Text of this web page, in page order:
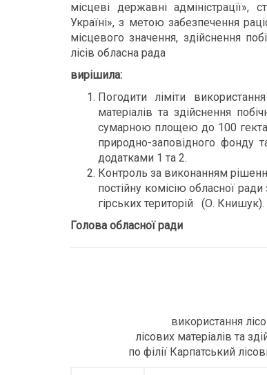
місцеві державні
Україні», з метою забезпечення
місцевого значення, здійснення
лісів обласна рада
вирішила:
Погодити ліміти
матеріалів та здійснення
сумарною площею до 100
природно-заповідного фонду
додатками 1 та 2.
Контроль за виконанням
постійну комісію обласної
гірських територій (О. Книшук).
Голова обласної
використання
лісових матеріалів та
по філії Карпатський